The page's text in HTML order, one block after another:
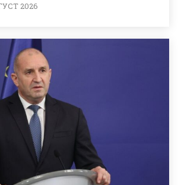
2026